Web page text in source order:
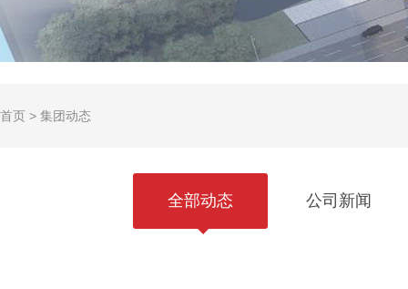
首页 > 集团动态
全部动态 公司新闻